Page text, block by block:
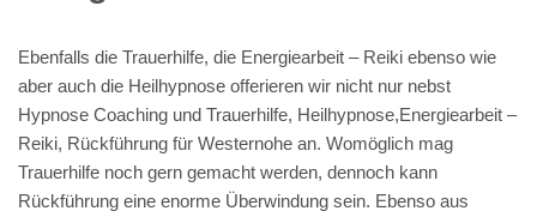
Ebenfalls die Trauerhilfe, die Energiearbeit – Reiki ebenso wie
aber auch die Heilhypnose offerieren wir nicht nur nebst
Hypnose Coaching und Trauerhilfe, Heilhypnose,Energiearbeit –
Reiki, Rückführung für Westernohe an. Womöglich mag
Trauerhilfe noch gern gemacht werden, dennoch kann
Rückführung eine enorme Überwindung sein. Ebenso aus